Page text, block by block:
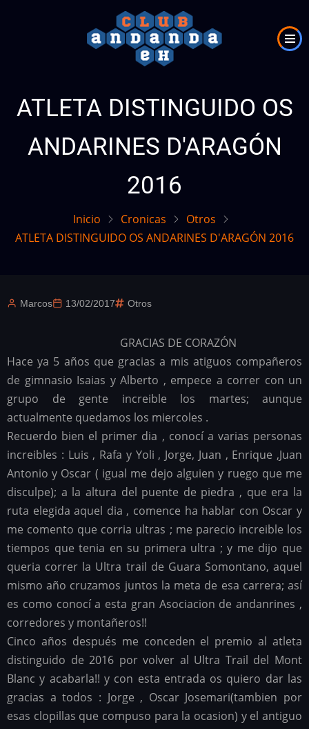
ATLETA DISTINGUIDO OS
ANDARINES D'ARAGÓN
2016
Inicio Cronicas
Otros
ATLETA DISTINGUIDO OS ANDARINES D'ARAGÓN 2016
Marcos 13/02/2017 Otros
GRACIAS DE CORAZÓN
Hace ya 5 años que gracias a mis atiguos compañeros
de gimnasio Isaias y Alberto , empece a correr con un
grupo de gente increible los martes; aunque
actualmente quedamos los miercoles .
Recuerdo bien el primer dia , conocí a varias personas
increibles : Luis , Rafa y Yoli , Jorge, Juan , Enrique ,Juan
Antonio y Oscar ( igual me dejo alguien y ruego que me
disculpe); a la altura del puente de piedra , que era la
ruta elegida aquel dia , comence ha hablar con Oscar y
me comento que corria ultras ; me parecio increible los
tiempos que tenia en su primera ultra ; y me dijo que
queria correr la Ultra trail de Guara Somontano, aquel
mismo año cruzamos juntos la meta de esa carrera; así
es como conocí a esta gran Asociacion de andanrines ,
corredores y montañeros!!
Cinco años después me conceden el premio al atleta
distinguido de 2016 por volver al Ultra Trail del Mont
Blanc y acabarla!! y con esta entrada os quiero dar las
gracias a todos : Jorge , Oscar Josemari(tambien por
esas clopillas que compuso para la ocasion) y el antiguo